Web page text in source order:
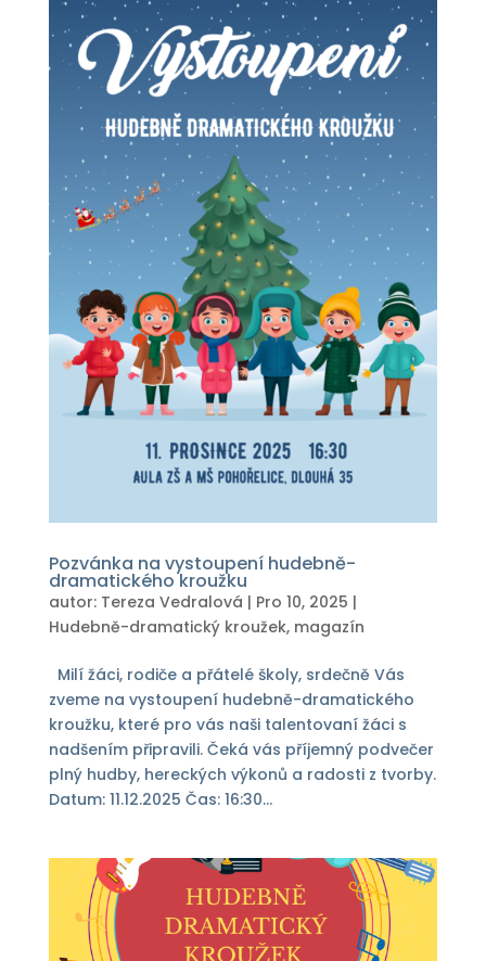
Pozvánka na vystoupení hudebně-
dramatického kroužku
autor: Tereza Vedralová | Pro 10, 2025 |
Hudebně-dramatický kroužek, magazín
Milí žáci, rodiče a přátelé školy, srdečně Vás
zveme na vystoupení hudebně-dramatického
kroužku, které pro vás naši talentovaní žáci s
nadšením připravili. Čeká vás příjemný podvečer
plný hudby, hereckých výkonů a radosti z tvorby.
Datum: 11.12.2025 Čas: 16:30...